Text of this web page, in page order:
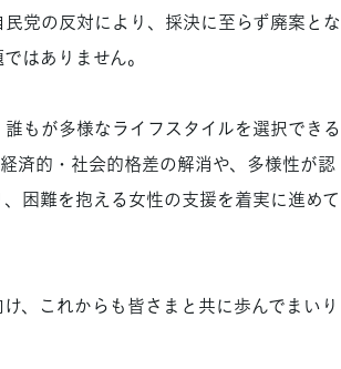
党の反対により、採決に至らず廃案とな
はありません。
もが多様なライフスタイルを選択できる
済的・社会的格差の解消や、多様性が認
困難を抱える女性の支援を着実に進めて
、これからも皆さまと共に歩んでまいり